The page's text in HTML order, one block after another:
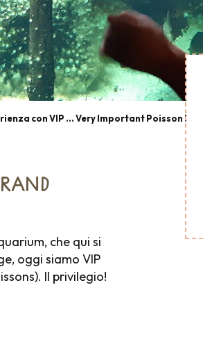
con VIP … Very Important Poisson !
che qui si
oggi siamo VIP
Il privilegio!